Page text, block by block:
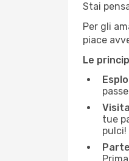
Stai
Per gli
piace
Le
tue
pulci!